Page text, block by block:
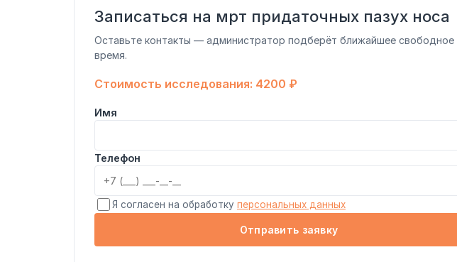
Записаться на мрт придаточных пазух носа
Оставьте контакты — администратор подберёт ближайшее свободное
время.
Стоимость исследования: 4200 ₽
Имя
Телефон
Я согласен на обработку персональных данных
Отправить заявку